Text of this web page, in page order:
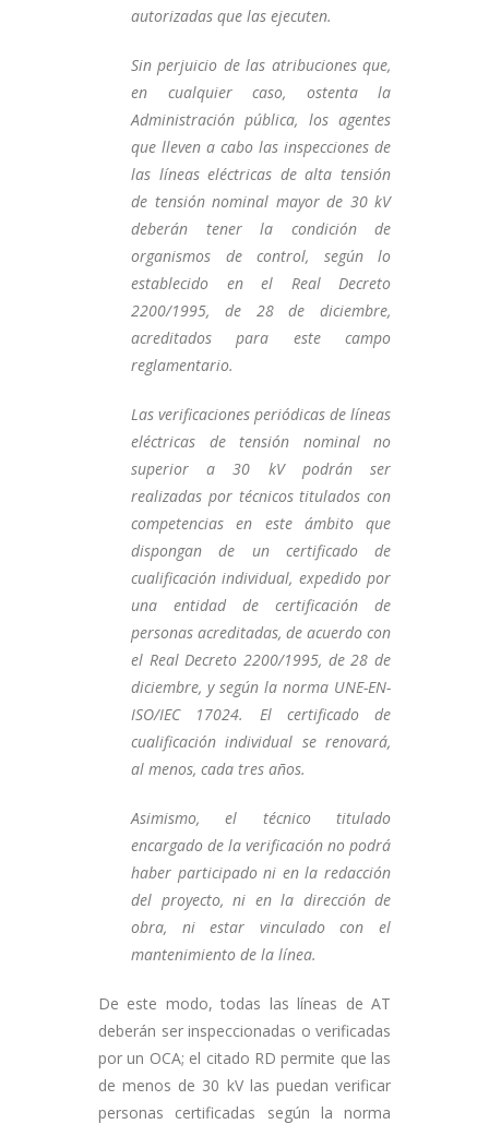
autorizadas que las ejecuten.
Sin perjuicio de las atribuciones que,
en cualquier caso, ostenta la
Administración pública, los agentes
que lleven a cabo las inspecciones de
las líneas eléctricas de alta tensión
de tensión nominal mayor de 30 kV
deberán tener la condición de
organismos de control, según lo
establecido en el Real Decreto
2200/1995, de 28 de diciembre,
acreditados para este campo
reglamentario.
Las verificaciones periódicas de líneas
eléctricas de tensión nominal no
superior a 30 kV podrán ser
realizadas por técnicos titulados con
competencias en este ámbito que
dispongan de un certificado de
cualificación individual, expedido por
una entidad de certificación de
personas acreditadas, de acuerdo con
el Real Decreto 2200/1995, de 28 de
diciembre, y según la norma UNE-EN-
ISO/IEC 17024. El certificado de
cualificación individual se renovará,
al menos, cada tres años.
Asimismo, el técnico titulado
encargado de la verificación no podrá
haber participado ni en la redacción
del proyecto, ni en la dirección de
obra, ni estar vinculado con el
mantenimiento de la línea.
De este modo, todas las líneas de AT
deberán ser inspeccionadas o verificadas
por un OCA; el citado RD permite que las
de menos de 30 kV las puedan verificar
personas certificadas según la norma